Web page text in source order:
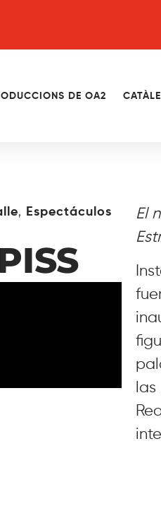
DE OA2
,
Espectáculos
El